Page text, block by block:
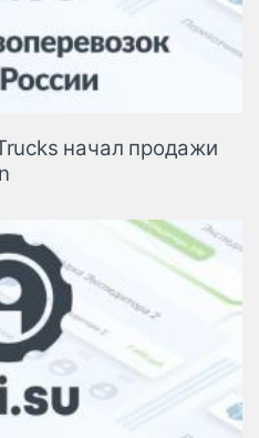
начал продажи